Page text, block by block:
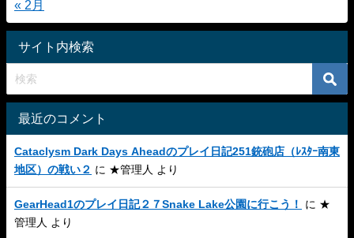
« 2月
サイト内検索
最近のコメント
Cataclysm Dark Days Aheadのプレイ日記251銃砲店（ﾚｽﾀｰ南東
地区）の戦い２ に ★管理人 より
GearHead1のプレイ日記２７Snake Lake公園に行こう！ に ★
管理人
より